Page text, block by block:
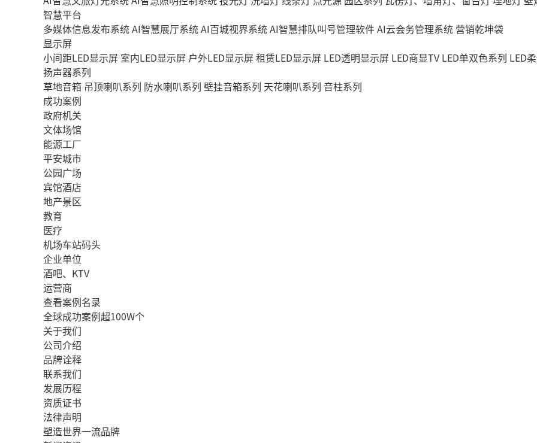
智慧平台
多媒体信息发布系统AI智慧展厅系统AI百城视界系统AI智慧排队叫号管理软件AI云会务管理系统 营销乾坤袋
显示屏
小间距LED显示屏 室内LED显示屏 户外LED显示屏租赁LED显示屏 LED透明显示屏 LED商显TV LED单双色系列 LED
扬声器系列
草地音箱 吊顶喇叭系列 防水喇叭系列 壁挂音箱系列 天花喇叭系列 音柱系列
成功案例
政府机关
文体场馆
能源工厂
平安城市
公园广场
宾馆酒店
地产景区
教育
医疗
机场车站码头
企业单位
酒吧、KTV
运营商
查看案例名录
全球成功案例超100W个
关于我们
公司介绍
品牌诠释
联系我们
发展历程
资质证书
法律声明
塑造世界一流品牌